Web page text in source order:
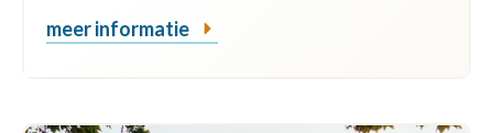
meer informatie